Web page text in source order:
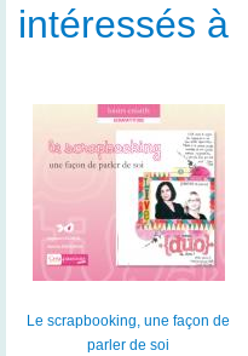
intéressés à
Le scrapbooking, une façon de
parler de soi